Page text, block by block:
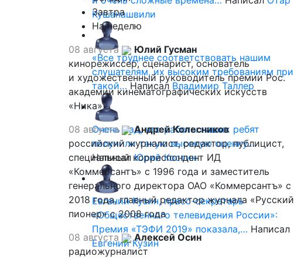
Кушанашвили
«Все труднее соответствовать нашим
слушателям, их высоким требованиям при
такой… Написал Владимир Таллер
Очень рад, что работы наших ребят
получили такую высокую оценку…
НаписалЮрий Костин
Евгений Кузин, пресс-секретарь
«Общественного телевидения России»:
Премия «ТЭФИ 2019» показала,… Написал
Евгений Кузин
Завтра
На неделю
08 августа
Юлий Гусман
кинорежиссер, сценарист, основатель
и художественный руководитель премии Рос.
академии кинематографических искусств
«Ника»
08 августа
Андрей Колесников
российский журналист, редактор, публицист,
специальный корреспондент ИД
«Коммерсантъ» с 1996 года и заместитель
генерального директора ОАО «Коммерсантъ» с
2018 года, главный редактор журнала «Русский
пионер» с 2008 года
08 августа
Алексей Осин
радиожурналист